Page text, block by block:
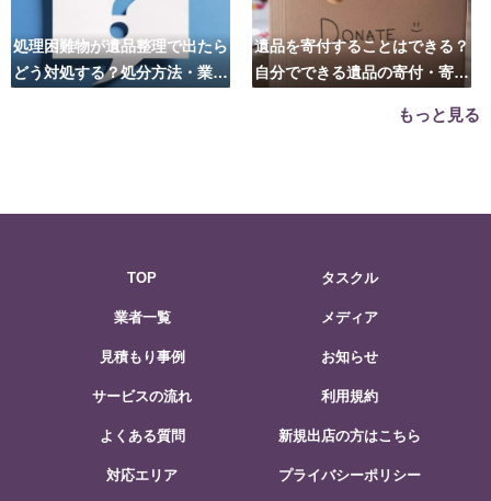
処理困難物が遺品整理で出たら
どう対処する？処分方法・業者
遺品を寄付することはできる？
自分でできる遺品の寄付・寄贈
もっと見る
TOP
業者一覧
見積もり事例
サービスの流れ
よくある質問
対応エリア
タスクル
メディア
お知らせ
利用規約
新規出店の方はこちら
プライバシーポリシー